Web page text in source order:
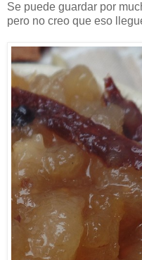
Se puede guardar por
pero no creo que eso